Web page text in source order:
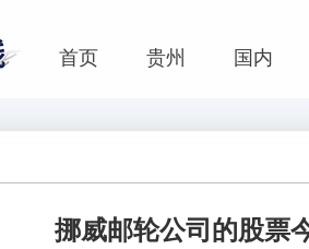
首页 贵州 国内
挪威邮轮公司的股票